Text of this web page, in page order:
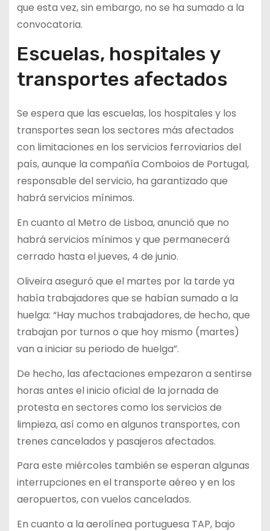
que esta vez, sin embargo, no se ha sumado a la
convocatoria.
Escuelas, hospitales y
transportes afectados
Se espera que las escuelas, los hospitales y los
transportes sean los sectores más afectados
con limitaciones en los servicios ferroviarios del
país, aunque la compañía Comboios de Portugal,
responsable del servicio, ha garantizado que
habrá servicios mínimos.
En cuanto al Metro de Lisboa, anunció que no
habrá servicios mínimos y que permanecerá
cerrado hasta el jueves, 4 de junio.
Oliveira aseguró que el martes por la tarde ya
había trabajadores que se habían sumado a la
huelga: “Hay muchos trabajadores, de hecho, que
trabajan por turnos o que hoy mismo (martes)
van a iniciar su periodo de huelga”.
De hecho, las afectaciones empezaron a sentirse
horas antes el inicio oficial de la jornada de
protesta en sectores como los servicios de
limpieza, así como en algunos transportes, con
trenes cancelados y pasajeros afectados.
Para este miércoles también se esperan algunas
interrupciones en el transporte aéreo y en los
aeropuertos, con vuelos cancelados.
En cuanto a la aerolínea portuguesa TAP, bajo